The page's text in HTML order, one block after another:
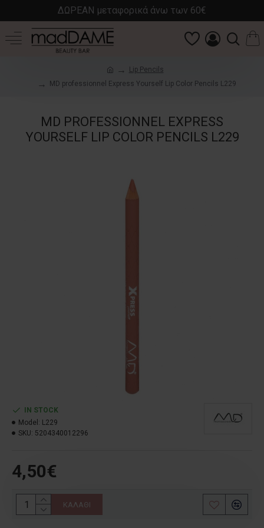
ΔΩΡΕΑΝ μεταφορικά άνω των 60€
Lip Pencils
MD professionnel Express Yourself Lip Color Pencils L229
MD PROFESSIONNEL EXPRESS
YOURSELF LIP COLOR PENCILS L229
4,50€
IN STOCK
Model: L229
SKU: 5204340012296
ΚΑΛΆΘΙ